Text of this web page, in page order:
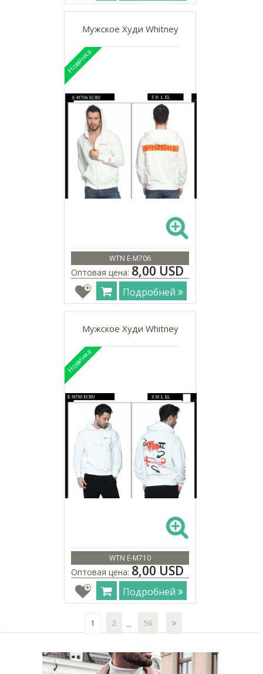
Мужское Худи Whitney
WTN E-M706
Оптовая цена: 8,00 USD
Подробней
Мужское Худи Whitney
WTN E-M710
Оптовая цена: 8,00 USD
Подробней
1 2 ... 56